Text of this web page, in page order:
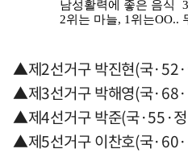
▲제2선거구 박진현(국
▲제3선거구 박해영(국
▲제4선거구 박준(국·55·
▲제5선거구 이찬호(국